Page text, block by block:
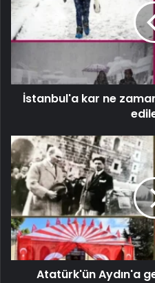
İstanbul'a kar ne
Atatürk'ün Aydın'a